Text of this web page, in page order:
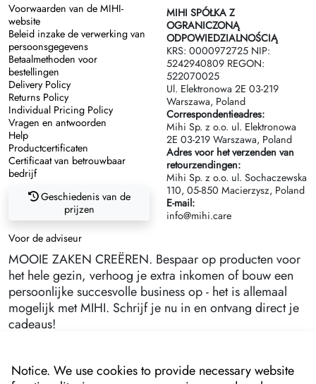
Voorwaarden van de MIHI-
website
Beleid inzake de verwerking van
persoonsgegevens
Betaalmethoden voor
bestellingen
Delivery Policy
Returns Policy
Individual Pricing Policy
Vragen en antwoorden
Help
Productcertificaten
Certificaat van betrouwbaar
bedrijf
Geschiedenis van de
prijzen
MIHI SPÓŁKA Z
OGRANICZONĄ
ODPOWIEDZIALNOŚCIĄ
KRS: 0000972725 NIP:
5242940809 REGON:
522070025
Ul. Elektronowa 2Е 03-219
Warszawa, Poland
Correspondentieadres:
Mihi Sp. z o.o. ul. Elektronowa
2Е 03-219 Warszawa, Poland
Adres voor het verzenden van
retourzendingen:
Mihi Sp. z o.o. ul. Sochaczewska
110, 05-850 Macierzysz, Poland
E-mail:
info@mihi.care
Voor de adviseur
MOOIE ZAKEN CREËREN. Bespaar op producten voor
het hele gezin, verhoog je extra inkomen of bouw een
persoonlijke succesvolle business op - het is allemaal
mogelijk met MIHI. Schrijf je nu in en ontvang direct je
cadeaus!
Notice. We use cookies to provide necessary website